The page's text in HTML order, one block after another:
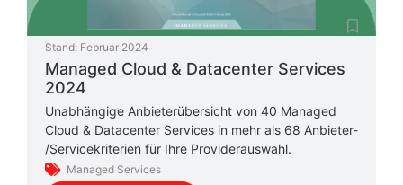
Stand: Februar 2024
Managed Cloud & Datacenter Services
2024
Unabhängige Anbieterübersicht von 40 Managed
Cloud & Datacenter Services in mehr als 68 Anbieter-
/Servicekriterien für Ihre Providerauswahl.
Managed Services